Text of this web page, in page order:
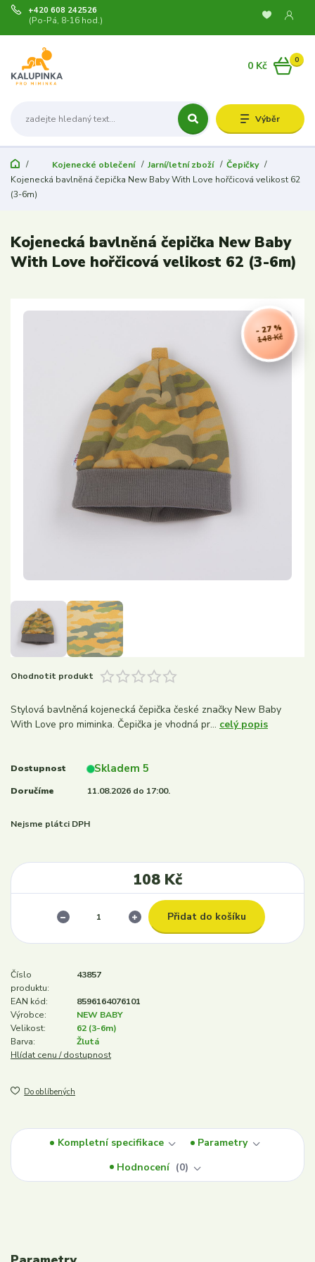
Výběr
+420 608 242526
(Po-Pá, 8-16 hod.)
0
0 Kč
Kojenecké oblečení Jarní/letní zboží
Čepičky
Kojenecká bavlněná čepička New Baby With Love hořčicová velikost 62
(3-6m)
Kojenecká bavlněná čepička New Baby
With Love hořčicová velikost 62 (3-6m)
148 Kč
- 27 %
Ohodnotit produkt
Stylová bavlněná kojenecká čepička české značky New Baby
With Love pro miminka. Čepička je vhodná pr... celý popis
Dostupnost Skladem 5
Doručíme 11.08.2026 do 17:00.
Nejsme plátci DPH
108 Kč
Přidat do košíku
Číslo
produktu:
43857
EAN kód:
8596164076101
Výrobce:
NEW BABY
Velikost:
62 (3-6m)
Barva:
Žlutá
Hlídat cenu / dostupnost
Do oblíbených
Kompletní specifikace
Parametry
Hodnocení
0